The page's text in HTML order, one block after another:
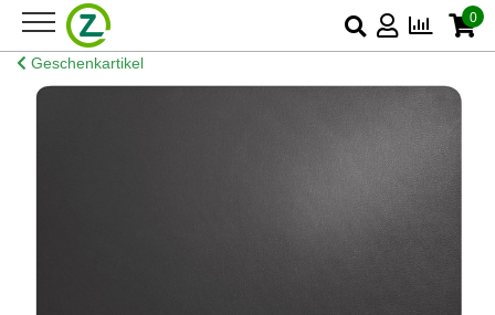
0
Geschenkartikel